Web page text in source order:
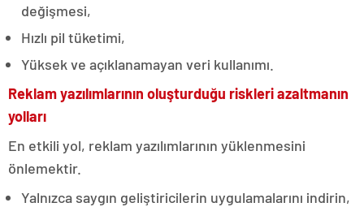
değişmesi,
Hızlı pil tüketimi,
Yüksek ve açıklanamayan veri kullanımı.
Reklam yazılımlarının oluşturduğu riskleri azaltmanın
yolları
En etkili yol, reklam yazılımlarının yüklenmesini
önlemektir.
Yalnızca saygın geliştiricilerin uygulamalarını indirin,